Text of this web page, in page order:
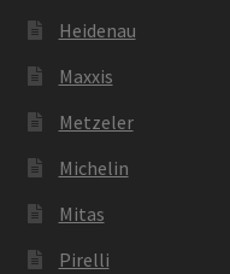
Heidenau
Maxxis
Metzeler
Michelin
Mitas
Pirelli